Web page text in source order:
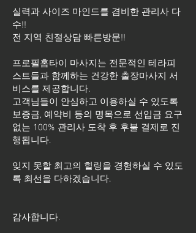
실력과 사이즈 마인드를 겸비한 관리사 다
수!!
전 지역 친절상담 빠른방문!!
프로필홈타이 마사지는 전문적인 테라피
스트들과 함께하는 건강한 출장마사지 서
비스를 제공합니다.
고객님들이 안심하고 이용하실 수 있도록
보증금, 예약비 등의 명목으로 선입금 요구
없는 100% 관리사 도착 후 후불 결제로 진
행됩니다.
잊지 못할 최고의 힐링을 경험하실 수 있도
록 최선을 다하겠습니다.
​감사합니다.